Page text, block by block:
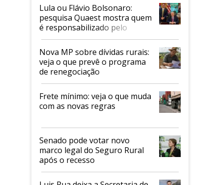
Lula ou Flávio Bolsonaro:
pesquisa Quaest mostra quem
é responsabilizado pelo
tarifaço dos EUA
Nova MP sobre dívidas rurais:
veja o que prevê o programa
de renegociação
Frete mínimo: veja o que muda
com as novas regras
Senado pode votar novo
marco legal do Seguro Rural
após o recesso